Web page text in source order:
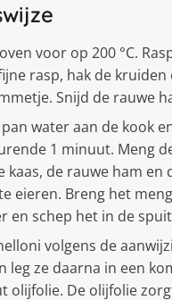
voor op 200 °C.
rasp, hak de
Snijd de rauwe
water aan de kook
1 minuut. Meng
kaas, de rauwe ham
eieren. Breng het
en schep het in de
volgens de
leg ze daarna in een
olijfolie. De olijfolie